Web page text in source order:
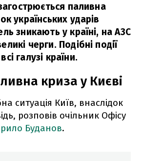
паливна
українських ударів
зникають у країні, на АЗС
черги. Подібні події
галузі країни.
криза у Києві
ситуація Київ, внаслідок
розповів очільник Офісу
Буданов.